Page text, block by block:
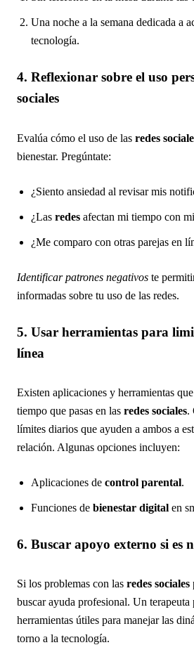
Una noche a la semana dedicada a
tecnología.
4. Reflexionar sobre el uso
sociales
Evalúa cómo el uso de las redes
bienestar. Pregúntate:
¿Siento ansiedad al revisar mis
¿Las redes afectan mi tiempo con
¿Me comparo con otras parejas en
Identificar patrones negativos te
informadas sobre tu uso de las redes.
5. Usar herramientas para
línea
Existen aplicaciones y herramientas
tiempo que pasas en las redes sociales.
límites diarios que ayuden a ambos a
relación. Algunas opciones incluyen:
Aplicaciones de control parental.
Funciones de bienestar digital en
6. Buscar apoyo externo si es
Si los problemas con las redes sociales
buscar ayuda profesional. Un terapeuta
herramientas útiles para manejar las
torno a la tecnología.